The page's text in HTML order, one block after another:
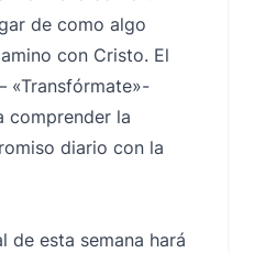
de como algo
con Cristo. El
«Transfórmate»-
comprender la
diario con la
de esta semana hará